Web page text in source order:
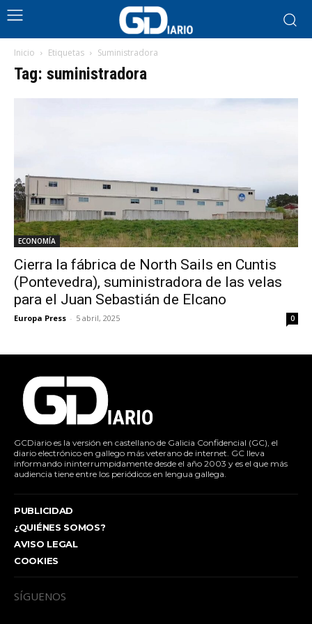
Inicio Etiquetas Suministradora
Tag: suministradora
ECONOMÍA
Cierra la fábrica de North Sails en Cuntis
(Pontevedra), suministradora de las velas
para el Juan Sebastián de Elcano
Europa Press - 5 abril, 2025 0
GCDiario es la versión en castellano de Galicia Confidencial (GC), el
diario electrónico en gallego más veterano de internet. GC lleva
informando ininterrumpidamente desde el año 2003 y es el que más
audiencia tiene entre los periódicos en lengua gallega.
PUBLICIDAD
¿QUIÉNES SOMOS?
AVISO LEGAL
COOKIES
SÍGUENOS